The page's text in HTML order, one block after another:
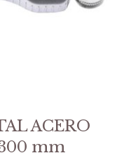
ACERO
mm